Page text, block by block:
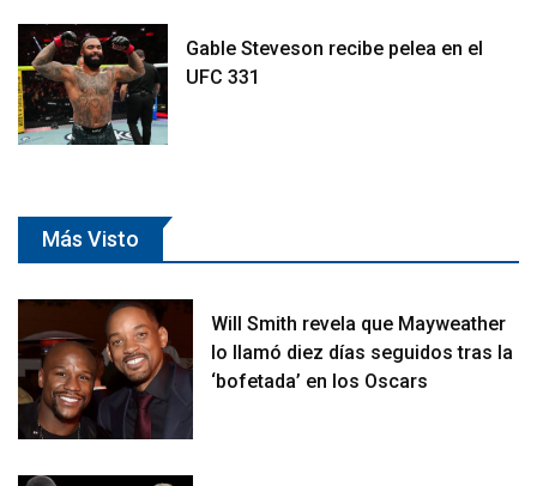
Gable Steveson recibe pelea en el
UFC 331
Más Visto
Will Smith revela que Mayweather
lo llamó diez días seguidos tras la
‘bofetada’ en los Oscars